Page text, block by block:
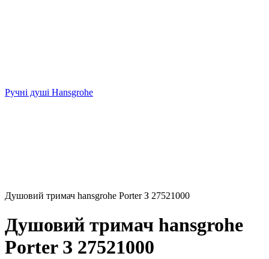
Ручні душі Hansgrohe
Душовий тримач hansgrohe Porter З 27521000
Душовий тримач hansgrohe
Porter З 27521000